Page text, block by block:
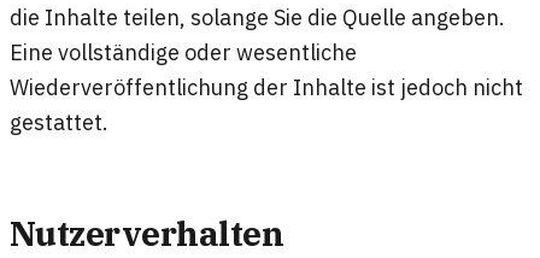
die Inhalte teilen, solange Sie die Quelle angeben.
Eine vollständige oder wesentliche
Wiederveröffentlichung der Inhalte ist jedoch nicht
gestattet.
Nutzerverhalten